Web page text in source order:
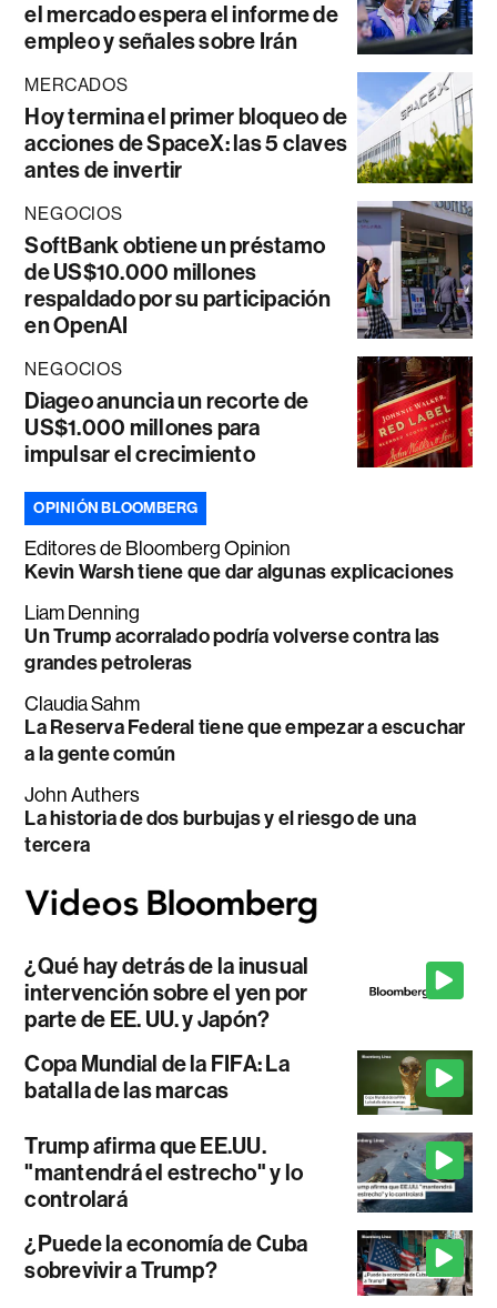
el mercado espera el informe de
empleo y señales sobre Irán
MERCADOS
Hoy termina el primer bloqueo de
acciones de SpaceX: las 5 claves
antes de invertir
NEGOCIOS
SoftBank obtiene un préstamo
de US$10.000 millones
respaldado por su participación
en OpenAI
NEGOCIOS
Diageo anuncia un recorte de
US$1.000 millones para
impulsar el crecimiento
OPINIÓN BLOOMBERG
Editores de Bloomberg Opinion
Kevin Warsh tiene que dar algunas explicaciones
Liam Denning
Un Trump acorralado podría volverse contra las
grandes petroleras
Claudia Sahm
La Reserva Federal tiene que empezar a escuchar
a la gente común
John Authers
La historia de dos burbujas y el riesgo de una
tercera
¿Qué hay detrás de la inusual
intervención sobre el yen por
parte de EE. UU. y Japón?
Copa Mundial de la FIFA: La
batalla de las marcas
Trump afirma que EE.UU.
"mantendrá el estrecho" y lo
controlará
¿Puede la economía de Cuba
sobrevivir a Trump?